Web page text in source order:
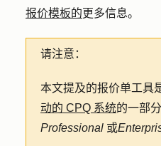
报价模板的更多信息。
请注意：
本文提及的报价单工具
动的 CPQ 系统的一部
Professional 或